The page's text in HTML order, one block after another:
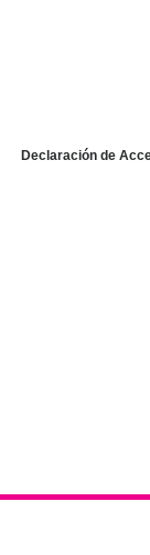
Declaración de